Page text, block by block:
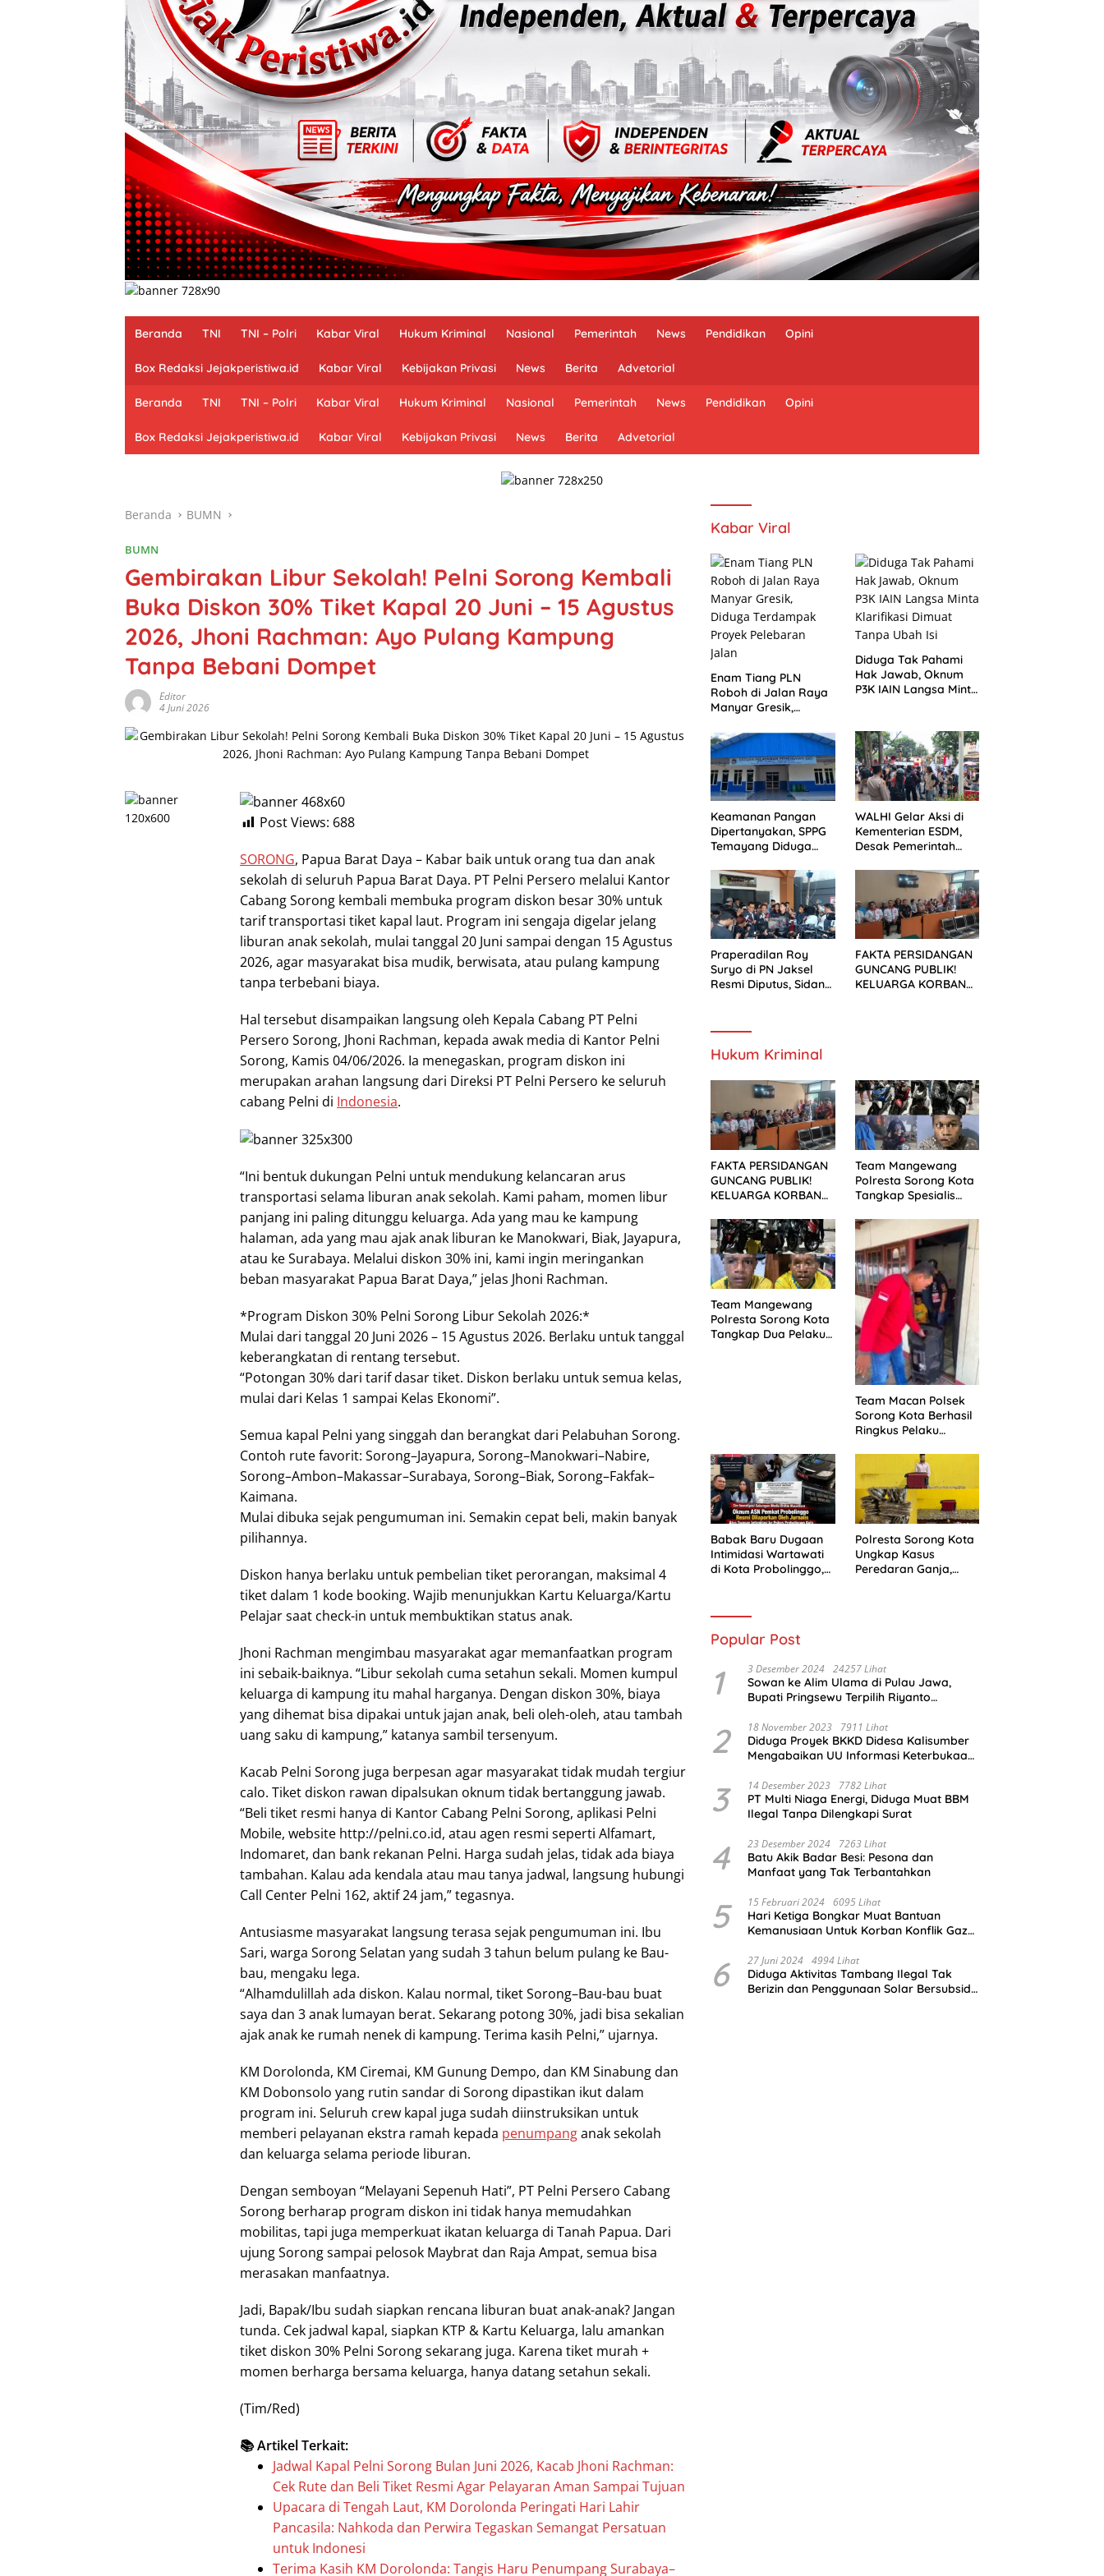
Beranda TNI TNI – Polri Kabar Viral Hukum Kriminal Nasional Pemerintah News Pendidikan Opini
Box Redaksi Jejakperistiwa.id Kabar Viral Kebijakan Privasi News Berita Advetorial
Beranda TNI TNI – Polri Kabar Viral Hukum Kriminal Nasional Pemerintah News Pendidikan Opini
Box Redaksi Jejakperistiwa.id Kabar Viral Kebijakan Privasi News Berita Advetorial
Beranda BUMN
BUMN
Gembirakan Libur Sekolah! Pelni Sorong Kembali
Buka Diskon 30% Tiket Kapal 20 Juni – 15 Agustus
2026, Jhoni Rachman: Ayo Pulang Kampung
Tanpa Bebani Dompet
Editor
4 Juni 2026
Post Views: 688
SORONG, Papua Barat Daya – Kabar baik untuk orang tua dan anak
sekolah di seluruh Papua Barat Daya. PT Pelni Persero melalui Kantor
Cabang Sorong kembali membuka program diskon besar 30% untuk
tarif transportasi tiket kapal laut. Program ini sengaja digelar jelang
liburan anak sekolah, mulai tanggal 20 Juni sampai dengan 15 Agustus
2026, agar masyarakat bisa mudik, berwisata, atau pulang kampung
tanpa terbebani biaya.
Hal tersebut disampaikan langsung oleh Kepala Cabang PT Pelni
Persero Sorong, Jhoni Rachman, kepada awak media di Kantor Pelni
Sorong, Kamis 04/06/2026. Ia menegaskan, program diskon ini
merupakan arahan langsung dari Direksi PT Pelni Persero ke seluruh
cabang Pelni di Indonesia.
“Ini bentuk dukungan Pelni untuk mendukung kelancaran arus
transportasi selama liburan anak sekolah. Kami paham, momen libur
panjang ini paling ditunggu keluarga. Ada yang mau ke kampung
halaman, ada yang mau ajak anak liburan ke Manokwari, Biak, Jayapura,
atau ke Surabaya. Melalui diskon 30% ini, kami ingin meringankan
beban masyarakat Papua Barat Daya,” jelas Jhoni Rachman.
*Program Diskon 30% Pelni Sorong Libur Sekolah 2026:*
Mulai dari tanggal 20 Juni 2026 – 15 Agustus 2026. Berlaku untuk tanggal
keberangkatan di rentang tersebut.
“Potongan 30% dari tarif dasar tiket. Diskon berlaku untuk semua kelas,
mulai dari Kelas 1 sampai Kelas Ekonomi”.
Semua kapal Pelni yang singgah dan berangkat dari Pelabuhan Sorong.
Contoh rute favorit: Sorong–Jayapura, Sorong–Manokwari–Nabire,
Sorong–Ambon–Makassar–Surabaya, Sorong–Biak, Sorong–Fakfak–
Kaimana.
Mulai dibuka sejak pengumuman ini. Semakin cepat beli, makin banyak
pilihannya.
Diskon hanya berlaku untuk pembelian tiket perorangan, maksimal 4
tiket dalam 1 kode booking. Wajib menunjukkan Kartu Keluarga/Kartu
Pelajar saat check-in untuk membuktikan status anak.
Jhoni Rachman mengimbau masyarakat agar memanfaatkan program
ini sebaik-baiknya. “Libur sekolah cuma setahun sekali. Momen kumpul
keluarga di kampung itu mahal harganya. Dengan diskon 30%, biaya
yang dihemat bisa dipakai untuk jajan anak, beli oleh-oleh, atau tambah
uang saku di kampung,” katanya sambil tersenyum.
Kacab Pelni Sorong juga berpesan agar masyarakat tidak mudah tergiur
calo. Tiket diskon rawan dipalsukan oknum tidak bertanggung jawab.
“Beli tiket resmi hanya di Kantor Cabang Pelni Sorong, aplikasi Pelni
Mobile, website http://pelni.co.id, atau agen resmi seperti Alfamart,
Indomaret, dan bank rekanan Pelni. Harga sudah jelas, tidak ada biaya
tambahan. Kalau ada kendala atau mau tanya jadwal, langsung hubungi
Call Center Pelni 162, aktif 24 jam,” tegasnya.
Antusiasme masyarakat langsung terasa sejak pengumuman ini. Ibu
Sari, warga Sorong Selatan yang sudah 3 tahun belum pulang ke Bau-
bau, mengaku lega.
“Alhamdulillah ada diskon. Kalau normal, tiket Sorong–Bau-bau buat
saya dan 3 anak lumayan berat. Sekarang potong 30%, jadi bisa sekalian
ajak anak ke rumah nenek di kampung. Terima kasih Pelni,” ujarnya.
KM Dorolonda, KM Ciremai, KM Gunung Dempo, dan KM Sinabung dan
KM Dobonsolo yang rutin sandar di Sorong dipastikan ikut dalam
program ini. Seluruh crew kapal juga sudah diinstruksikan untuk
memberi pelayanan ekstra ramah kepada penumpanganak sekolah
dan keluarga selama periode liburan.
Dengan semboyan “Melayani Sepenuh Hati”, PT Pelni Persero Cabang
Sorong berharap program diskon ini tidak hanya memudahkan
mobilitas, tapi juga memperkuat ikatan keluarga di Tanah Papua. Dari
ujung Sorong sampai pelosok Maybrat dan Raja Ampat, semua bisa
merasakan manfaatnya.
Jadi, Bapak/Ibu sudah siapkan rencana liburan buat anak-anak? Jangan
tunda. Cek jadwal kapal, siapkan KTP & Kartu Keluarga, lalu amankan
tiket diskon 30% Pelni Sorong sekarang juga. Karena tiket murah +
momen berharga bersama keluarga, hanya datang setahun sekali.
(Tim/Red)
📚 Artikel Terkait:
Jadwal Kapal Pelni Sorong Bulan Juni 2026, Kacab Jhoni Rachman:
Cek Rute dan Beli Tiket Resmi Agar Pelayaran Aman Sampai Tujuan
Upacara di Tengah Laut, KM Dorolonda Peringati Hari Lahir
Pancasila: Nahkoda dan Perwira Tegaskan Semangat Persatuan
untuk Indonesi
Terima Kasih KM Dorolonda: Tangis Haru Penumpang Surabaya–
Kabar Viral
Enam Tiang PLN
Roboh di Jalan Raya
Manyar Gresik,
Proyek Pelebaran
Jalan
Diduga Tak Pahami
Hak Jawab, Oknum
P3K IAIN Langsa Minta
Keamanan Pangan
Dipertanyakan, SPPG
Temayang Diduga
SLHS
WALHI Gelar Aksi di
Kementerian ESDM,
Desak Pemerintah
Energi Berkeadilan
Praperadilan Roy
Suryo di PN Jaksel
Resmi Diputus, Sidang
FAKTA PERSIDANGAN
GUNCANG PUBLIK!
KELUARGA KORBAN
Hukum Kriminal
FAKTA PERSIDANGAN
GUNCANG PUBLIK!
KELUARGA KORBAN
SETELAH SIDANG
TUNTUTAN DITUNDA
Team Mangewang
Polresta Sorong Kota
Tangkap Spesialis
Akui Curi 29 Sepeda
Motor
Team Mangewang
Polresta Sorong Kota
Tangkap Dua Pelaku
Team Macan Polsek
Sorong Kota Berhasil
Ringkus Pelaku
Babak Baru Dugaan
Intimidasi Wartawati
di Kota Probolinggo,
Polresta Sorong Kota
Ungkap Kasus
Peredaran Ganja,
Popular Post
1 3 Desember 2024 24257 Lihat
Sowan ke Alim Ulama di Pulau Jawa,
Bupati Pringsewu Terpilih Riyanto
Amanah
2 18 November 2023 7911 Lihat
Diduga Proyek BKKD Didesa Kalisumber
Mengabaikan UU Informasi Keterbukaan
3 14 Desember 2023 7782 Lihat
PT Multi Niaga Energi, Diduga Muat BBM
Ilegal Tanpa Dilengkapi Surat
4 23 Desember 2024 7263 Lihat
Batu Akik Badar Besi: Pesona dan
Manfaat yang Tak Terbantahkan
5 15 Februari 2024 6095 Lihat
Hari Ketiga Bongkar Muat Bantuan
Kemanusiaan Untuk Korban Konflik Gaza
6 27 Juni 2024 4994 Lihat
Diduga Aktivitas Tambang Ilegal Tak
Berizin dan Penggunaan Solar Bersubsidi